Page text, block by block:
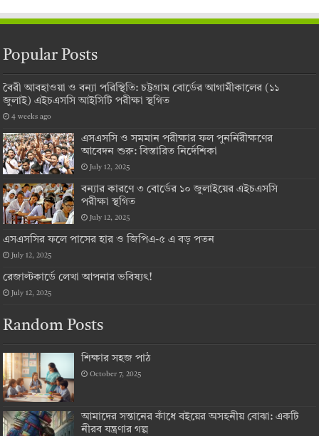
Popular Posts
বৈরী আবহাওয়া ও বন্যা পরিস্থিতি: চট্টগ্রাম বোর্ডের আগামীকালের (১১
জুলাই) এইচএসসি আইসিটি পরীক্ষা স্থগিত
4 weeks ago
এসএসসি ও সমমান পরীক্ষার ফল পুনর্নিরীক্ষণের
আবেদন শুরু: বিস্তারিত নির্দেশিকা
July 12, 2025
বন্যার কারণে ৩ বোর্ডের ১০ জুলাইয়ের এইচএসসি
পরীক্ষা স্থগিত
July 12, 2025
এসএসসির ফলে পাসের হার ও জিপিএ-৫ এ বড় পতন
July 12, 2025
রেজাল্টকার্ডে লেখা আপনার ভবিষ্যৎ!
July 12, 2025
Random Posts
শিক্ষার সহজ পাঠ
October 7, 2025
আমাদের সন্তানের কাঁধে বইয়ের অসহনীয় বোঝা: একটি
নীরব যন্ত্রণার গল্প